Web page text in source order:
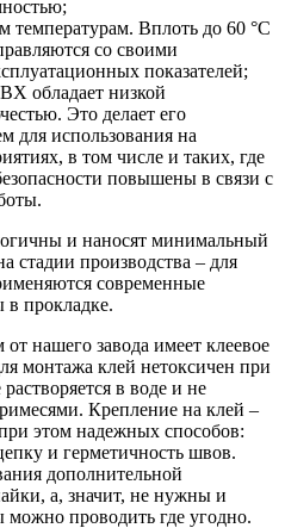
температурам. Вплоть до 60 °C
со своими
показателей;
обладает низкой
Это делает его
для использования на
в том числе и таких, где
повышены в связи с
и наносят минимальный
стадии производства – для
современные
в прокладке.
нашего завода имеет клеевое
монтажа клей нетоксичен при
в воде и не
Крепление на клей –
этом надежных способов:
и герметичность швов.
дополнительной
а, значит, не нужны и
проводить где угодно.